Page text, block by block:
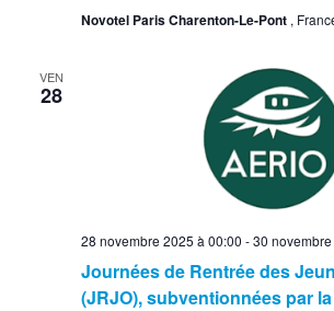
Novotel Paris Charenton-Le-Pont ,
VEN
28
Journées de Rentrée des
(JRJO), subventionnées par
28 novembre 2025 à 00:00 -30